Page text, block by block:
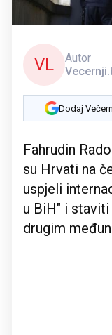
VL
Autor
Dodaj
Fahrudin
su Hrvati na
uspjeli
u BiH" i
drugim